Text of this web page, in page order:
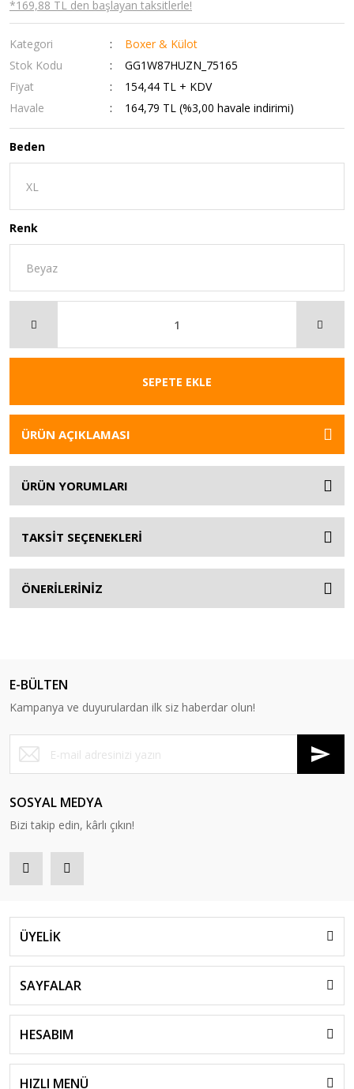
*169,88 TL den başlayan taksitlerle!
Kategori
Boxer & Külot
Stok Kodu
GG1W87HUZN_75165
Fiyat
154,44 TL + KDV
Havale
164,79 TL (%3,00 havale indirimi)
Beden
Renk
SEPETE EKLE
ÜRÜN AÇIKLAMASI
ÜRÜN YORUMLARI
TAKSİT SEÇENEKLERİ
ÖNERİLERİNİZ
E-BÜLTEN
Kampanya ve duyurulardan ilk siz haberdar olun!
SOSYAL MEDYA
Bizi takip edin, kârlı çıkın!
ÜYELİK
SAYFALAR
HESABIM
HIZLI MENÜ